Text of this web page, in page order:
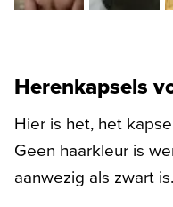
Herenkapsels
Hier is het, het
Geen haarkleur is
aanwezig als zwart is.